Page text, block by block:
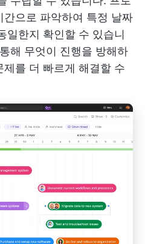
으로 파악하여 특정 날짜
일한지 확인할 수 있습니
해 무엇이 진행을 방해하
를 더 빠르게 해결할 수